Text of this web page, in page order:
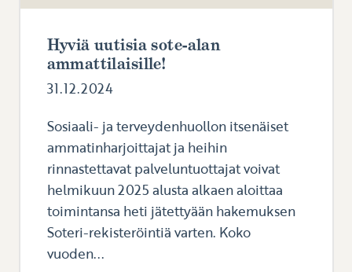
Hyviä uutisia sote-alan
ammattilaisille!
31.12.2024
Sosiaali- ja terveydenhuollon itsenäiset
ammatinharjoittajat ja heihin
rinnastettavat palveluntuottajat voivat
helmikuun 2025 alusta alkaen aloittaa
toimintansa heti jätettyään hakemuksen
Soteri-rekisteröintiä varten. Koko
vuoden...